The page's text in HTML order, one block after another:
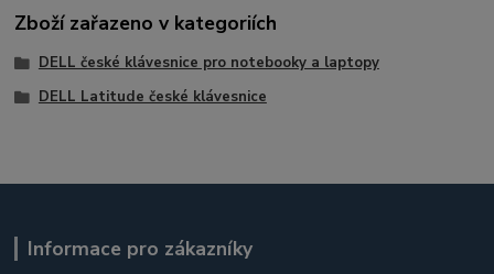
Zboží zařazeno v kategoriích
DELL české klávesnice pro notebooky a laptopy
DELL Latitude české klávesnice
Informace pro zákazníky